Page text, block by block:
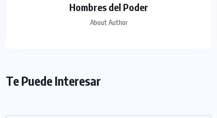
Hombres del Poder
About Author
Te Puede Interesar